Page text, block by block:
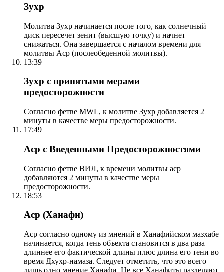
Зухр
Молитва Зухр начинается после того, как солнечный
диск пересечет зенит (высшую точку) и начнет
снижаться. Она завершается с началом времени для
молитвы Аср (послеобеденной молитвы).
13:39
Зухр с принятыми мерами
предосторожности
Согласно фетве MWL, к молитве Зухр добавляется 2
минуты в качестве меры предосторожности.
17:49
Аср с Введенными Предосторожностями
Согласно фетве ВИЛ, к времени молитвы аср
добавляются 2 минуты в качестве меры
предосторожности.
18:53
Аср (Ханафи)
Аср согласно одному из мнений в Ханафийском мазхабе
начинается, когда тень объекта становится в два раза
длиннее его фактической длины плюс длина его тени во
время Дхухр-намаза. Следует отметить, что это всего
лишь одно мнение Ханафи. Не все Ханафиты разделяют